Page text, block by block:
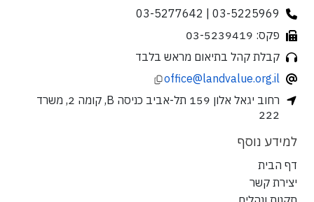
03-5225969 | 03-5277642
פקס: 03-5239419
קבלת קהל בתיאום מראש בלבד
office@landvalue.org.il
רחוב יגאל אלון 159 תל-אביב כניסה B, קומה 2, משרד
222
למידע נוסף
דף הבית
יצירת קשר